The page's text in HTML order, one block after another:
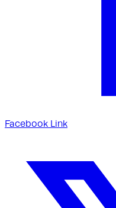
Facebook Link